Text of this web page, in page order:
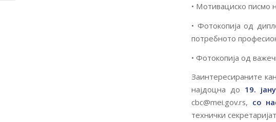
• Мотивациско писмо
• Фотокопија од
потребното
• Фотокопија од
Заинтересираните
најдоцна до 19.
cbc@mei.gov.rs, со
технички